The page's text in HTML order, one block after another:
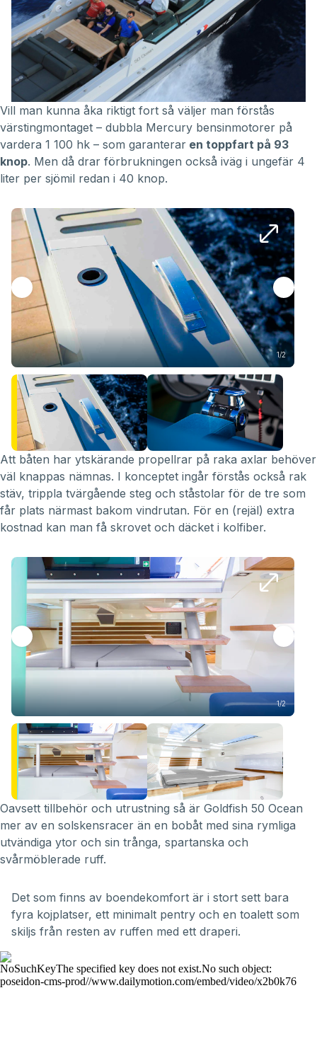
Vill man kunna åka riktigt fort så väljer man förstås
värstingmontaget – dubbla Mercury bensinmotorer på
vardera 1 100 hk – som garanterar en toppfart på 93
knop. Men då drar förbrukningen också iväg i ungefär 4
liter per sjömil redan i 40 knop.
1/2
Att båten har ytskärande propellrar på raka axlar behöver
väl knappas nämnas. I konceptet ingår förstås också rak
stäv, trippla tvärgående steg och ståstolar för de tre som
får plats närmast bakom vindrutan. För en (rejäl) extra
kostnad kan man få skrovet och däcket i kolfiber.
1/2
Oavsett tillbehör och utrustning så är Goldfish 50 Ocean
mer av en solskensracer än en bobåt med sina rymliga
utvändiga ytor och sin trånga, spartanska och
svårmöblerade ruff.
Det som finns av boendekomfort är i stort sett bara
fyra kojplatser, ett minimalt pentry och en toalett som
skiljs från resten av ruffen med ett draperi.